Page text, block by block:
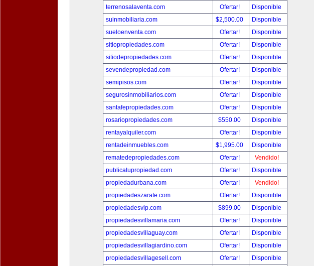
terrenosalaventa.com
Ofertar!
Disponible
suinmobiliaria.com
$2,500.00
Disponible
sueloenventa.com
Ofertar!
Disponible
sitiopropiedades.com
Ofertar!
Disponible
sitiodepropiedades.com
Ofertar!
Disponible
sevendepropiedad.com
Ofertar!
Disponible
semipisos.com
Ofertar!
Disponible
segurosinmobiliarios.com
Ofertar!
Disponible
santafepropiedades.com
Ofertar!
Disponible
rosariopropiedades.com
$550.00
Disponible
rentayalquiler.com
Ofertar!
Disponible
rentadeinmuebles.com
$1,995.00
Disponible
rematedepropiedades.com
Ofertar!
Vendido!
publicatupropiedad.com
Ofertar!
Disponible
propiedadurbana.com
Ofertar!
Vendido!
propiedadeszarate.com
Ofertar!
Disponible
propiedadesvip.com
$899.00
Disponible
propiedadesvillamaria.com
Ofertar!
Disponible
propiedadesvillaguay.com
Ofertar!
Disponible
propiedadesvillagiardino.com
Ofertar!
Disponible
propiedadesvillagesell.com
Ofertar!
Disponible